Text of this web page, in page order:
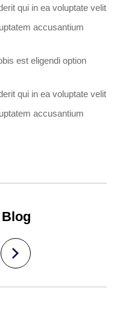
qui in ea voluptate velit
accusantium
est eligendi option
qui in ea voluptate velit
accusantium